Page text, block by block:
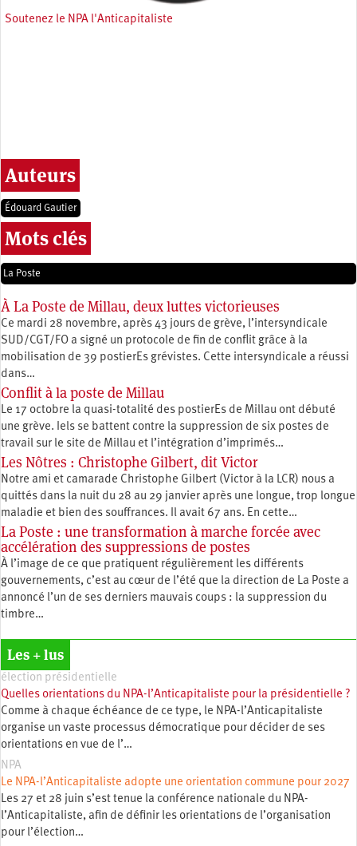
Soutenez le NPA l'Anticapitaliste
Auteurs
Édouard Gautier
Mots clés
La Poste
À La Poste de Millau, deux luttes victorieuses
Ce mardi 28 novembre, après 43 jours de grève, l’intersyndicale
SUD/CGT/FO a signé un protocole de fin de conflit grâce à la
mobilisation de 39 postierEs grévistes. Cette intersyndicale a réussi
dans…
Conflit à la poste de Millau
Le 17 octobre la quasi-totalité des postierEs de Millau ont débuté
une grève. Iels se battent contre la suppression de six postes de
travail sur le site de Millau et l’intégration d’imprimés…
Les Nôtres : Christophe Gilbert, dit Victor
Notre ami et camarade Christophe Gilbert (Victor à la LCR) nous a
quittés dans la nuit du 28 au 29 janvier après une longue, trop longue
maladie et bien des souffrances. Il avait 67 ans. En cette…
La Poste : une transformation à marche forcée avec
accélération des suppressions de postes
À l’image de ce que pratiquent régulièrement les différents
gouvernements, c’est au cœur de l’été que la direction de La Poste a
annoncé l’un de ses derniers mauvais coups : la suppression du
timbre…
Les + lus
élection présidentielle
Quelles orientations du NPA-l’Anticapitaliste pour la présidentielle ?
Comme à chaque échéance de ce type, le NPA-l’Anticapitaliste
organise un vaste processus démocratique pour décider de ses
orientations en vue de l’…
NPA
Le NPA-l’Anticapitaliste adopte une orientation commune pour 2027
Les 27 et 28 juin s’est tenue la conférence nationale du NPA-
l’Anticapitaliste, afin de définir les orientations de l’organisation
pour l’élection…